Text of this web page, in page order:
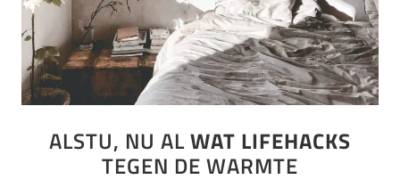
ALSTU, NU ALWAT LIFEHACKS
TEGEN DE WARMTE